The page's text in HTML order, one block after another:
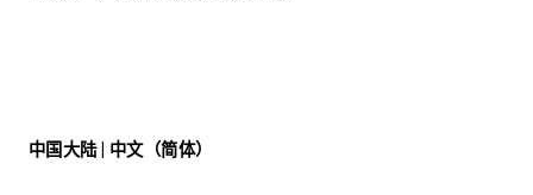
中国大陆 | 中文（简体）